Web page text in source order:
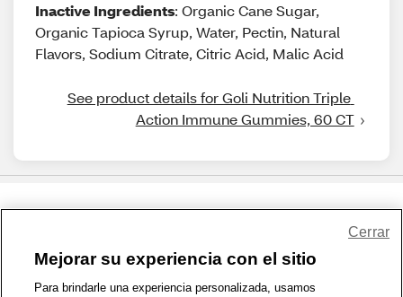
Inactive Ingredients: Organic Cane Sugar,
Organic Tapioca Syrup, Water, Pectin, Natural
Flavors, Sodium Citrate, Citric Acid, Malic Acid
See product details for Goli Nutrition Triple
Action Immune Gummies, 60 CT
1-800-679-9691 | Contáctenos | Términos de Uso | Accesibilidad
Mejorar su experiencia con el sitio
Para brindarle una experiencia personalizada, usamos
Cerrar